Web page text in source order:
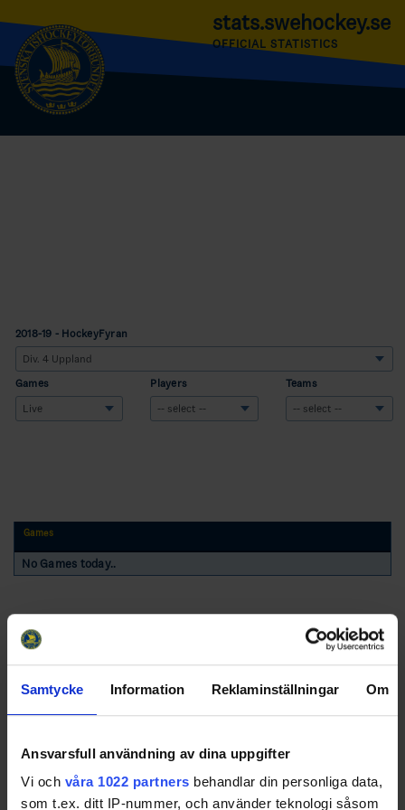
Samtycke Information Reklaminställningar Om
Ansvarsfull användning av dina uppgifter
Vi och våra 1022 partners behandlar din personliga data,
som t.ex. ditt IP-nummer, och använder teknologi såsom
stats.swehockey.se
OFFICIAL STATISTICS
2018-19 - HockeyFyran
Games Players Teams
Games
No Games today..
Swehockey – Svenska Ishockeyförbundets officiella app
Swehockey ger dig tillgång till nyheter, livebevakning